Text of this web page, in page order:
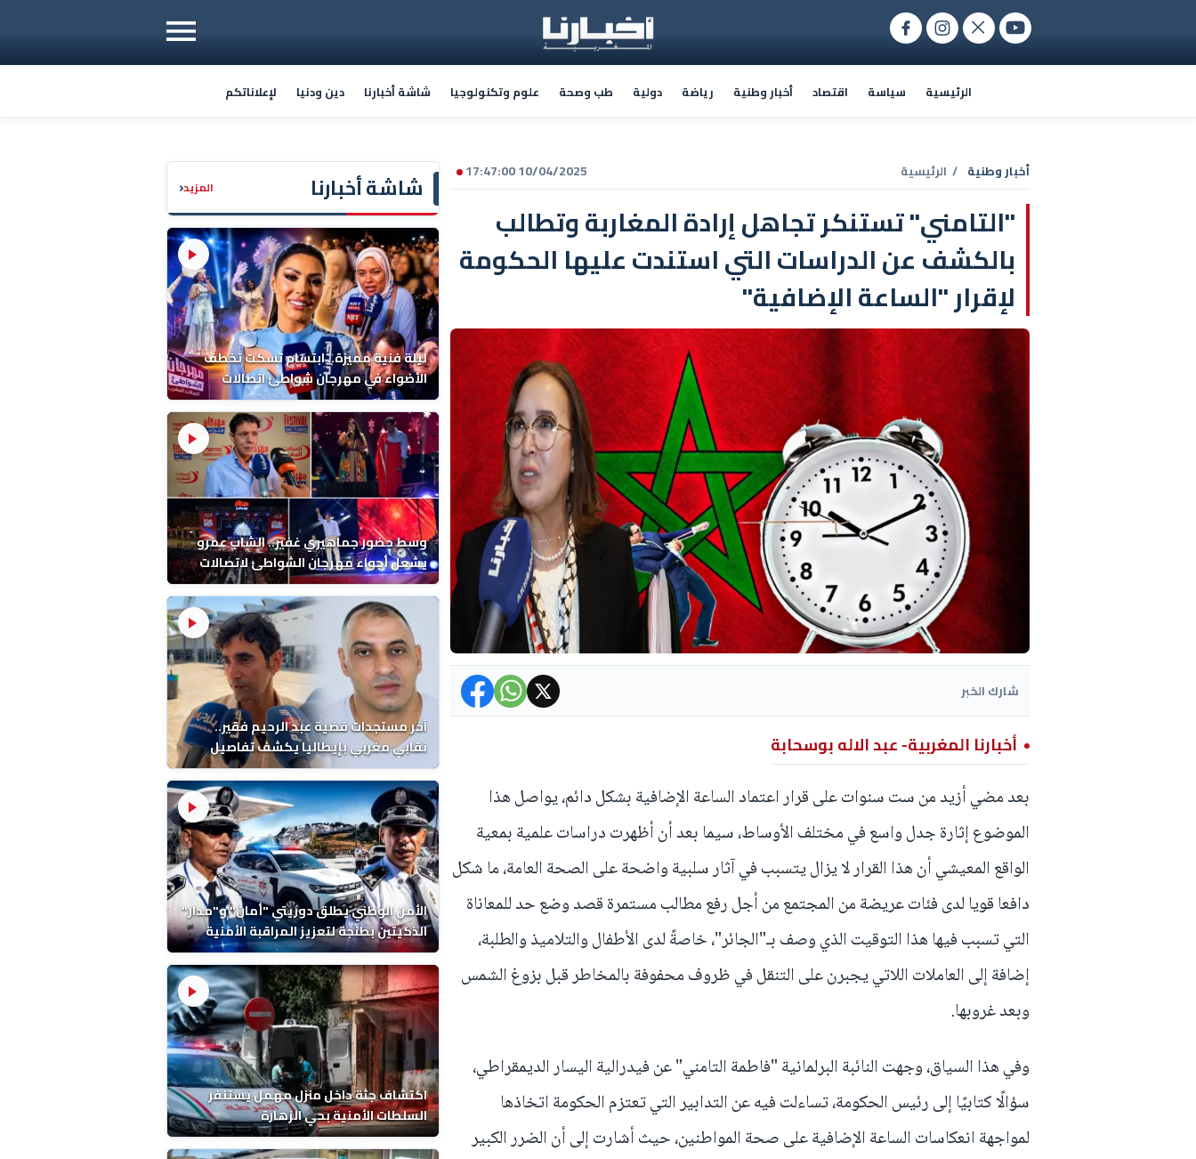
الرئيسية سياسة اقتصاد أخبار وطنية رياضة دولية طب وصحة علوم وتكنولوجيا شاشة أخبارنا دين ودنيا لإعلاناتكم
شاشة أخبارنا المزيد‹
ليلة فنية مميزة.. ابتسام تسكت تخطف
الأضواء في مهرجان شواطئ اتصالات
المغرب بالمضيق
وسط حضور جماهيري غفير.. الشاب عمرو
يشعل أجواء مهرجان الشواطئ لاتصالات
المغرب بطنجة
آخر مستجدات قضية عبد الرحيم فقير..
نقابي مغربي بإيطاليا يكشف تفاصيل
الوفاة ونتائج التشريح
الأمن الوطني يطلق دوريتي "أمان" و"مدار"
الذكيتين بطنجة لتعزيز المراقبة الأمنية
اكتشاف جثة داخل منزل مهمل يستنفر
السلطات الأمنية بحي الزهارة
10/04/2025 17:47:00 أخبار وطنية / الرئيسية
"التامني" تستنكر تجاهل إرادة المغاربة وتطالب
بالكشف عن الدراسات التي استندت عليها الحكومة
لإقرار "الساعة الإضافية"
شارك الخبر
أخبارنا المغربية- عبد الاله بوسحابة
بعد مضي أزيد من ست سنوات على قرار اعتماد الساعة الإضافية بشكل دائم، يواصل هذا
الموضوع إثارة جدل واسع في مختلف الأوساط، سيما بعد أن أظهرت دراسات علمية بمعية
الواقع المعيشي أن هذا القرار لا يزال يتسبب في آثار سلبية واضحة على الصحة العامة، ما شكل
دافعا قويا لدى فئات عريضة من المجتمع من أجل رفع مطالب مستمرة قصد وضع حد للمعاناة
التي تسبب فيها هذا التوقيت الذي وصف بـ"الجائر"، خاصةً لدى الأطفال والتلاميذ والطلبة،
إضافة إلى العاملات اللاتي يجبرن على التنقل في ظروف محفوفة بالمخاطر قبل بزوغ الشمس
وبعد غروبها.
وفي هذا السياق، وجهت النائبة البرلمانية "فاطمة التامني" عن فيدرالية اليسار الديمقراطي،
سؤالًا كتابيًا إلى رئيس الحكومة، تساءلت فيه عن التدابير التي تعتزم الحكومة اتخاذها
لمواجهة انعكاسات الساعة الإضافية على صحة المواطنين، حيث أشارت إلى أن الضرر الكبير